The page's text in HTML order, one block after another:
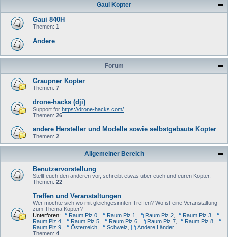
Gaui Kopter
Gaui 840H
Themen: 1
Andere
Forum
Graupner Kopter
Themen: 7
drone-hacks (dji)
Support for https://drone-hacks.com/
Themen: 26
andere Hersteller und Modelle sowie selbstgebaute Kopter
Themen: 2
Allgemeiner Bereich
Benutzervorstellung
Stellt euch den anderen vor, schreibt etwas über euch und euren Kopter.
Themen: 22
Treffen und Veranstaltungen
Wer möchte sich wo mit gleichgesinnten Treffen? Wo ist eine Veranstaltung
zum Thema Kopter?
Unterforen:
Raum Plz 0, Raum Plz 1 Raum Plz 2, Raum Plz 3
Raum Plz 4
Raum Plz 5, Raum Plz 6, Raum Plz 7, Raum Plz 8
Raum Plz 9
Österreich, Schweiz
Andere Länder
Themen: 4